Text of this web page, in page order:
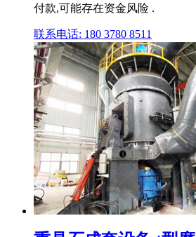
付款,可能存在资金风险 .
联系电话: 180 3780 8511